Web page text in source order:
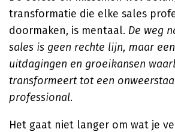
transformatie die elke sales
doormaken, is mentaal. De weg
sales is geen rechte lijn, maar
uitdagingen en groeikansen
transformeert tot een
professional.
Het gaat niet langer om wat je